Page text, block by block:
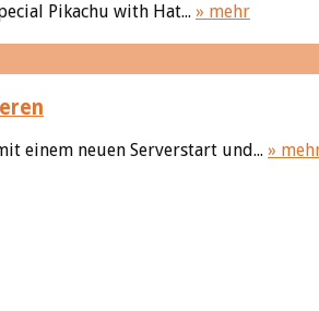
Pikachu with Hat... » mehr
einem neuen Serverstart und... »